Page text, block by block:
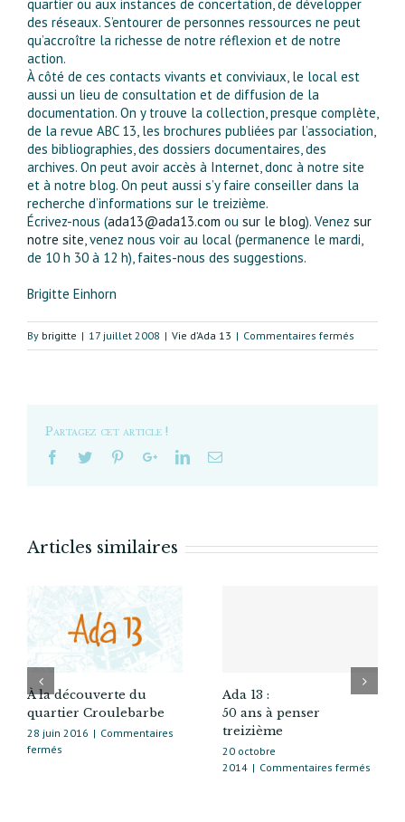
quartier ou aux instances de concertation, de développer
des réseaux. S’entourer de personnes ressources ne peut
qu’accroître la richesse de notre réflexion et de notre
action.
À côté de ces contacts vivants et conviviaux, le local est
aussi un lieu de consultation et de diffusion de la
documentation. On y trouve la collection, presque complète,
de la revue ABC 13, les brochures publiées par l’association,
des bibliographies, des dossiers documentaires, des
archives. On peut avoir accès à Internet, donc à notre site
et à notre blog. On peut aussi s’y faire conseiller dans la
recherche d’informations sur le treizième.
Écrivez-nous (ada13@ada13.com ou sur le blog). Venez sur
notre site, venez nous voir au local (permanence le mardi,
de 10 h 30 à 12 h), faites-nous des suggestions.
Brigitte Einhorn
By brigitte | 17 juillet 2008 | Vie d’Ada 13 | Commentaires fermés
Un
Partagez cet article !
Articles similaires
À la découverte du
quartier Croulebarbe
28 juin 2016 | Commentaires
fermés
Ada 13 :
50 ans à penser
treizième
20 octobre
2014 | Commentaires fermés